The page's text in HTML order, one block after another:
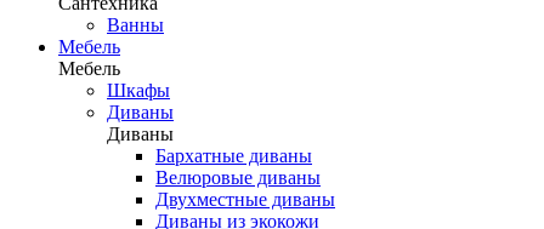
Ванны
Мебель
Мебель
Шкафы
Диваны
Диваны
Бархатные диваны
Велюровые диваны
Двухместные диваны
Диваны из экокожи